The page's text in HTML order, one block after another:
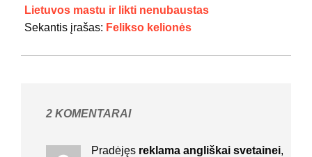
22
Lietuvos mastu ir likti nenubaustas
Sekantis įrašas: Felikso kelionės
2 KOMENTARAI
Pradėjęs reklama angliškai svetainei,